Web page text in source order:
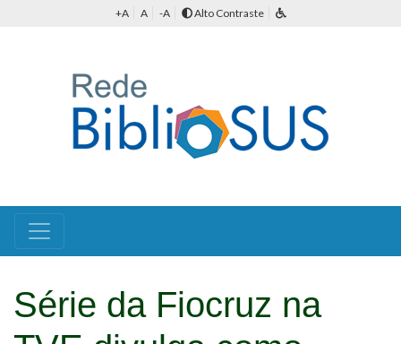
+A A -A Alto Contraste
Série da Fiocruz na